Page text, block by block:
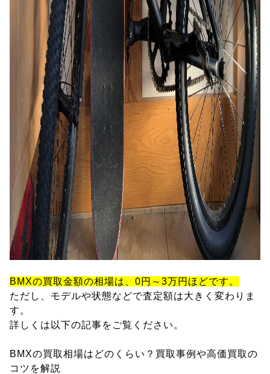
BMXの買取金額の相場は、0円～3万円ほどです。
ただし、モデルや状態などで査定額は大きく変わりま
す。
詳しくは以下の記事をご覧ください。
BMXの買取相場はどのくらい？買取事例や高価買取の
コツを解説